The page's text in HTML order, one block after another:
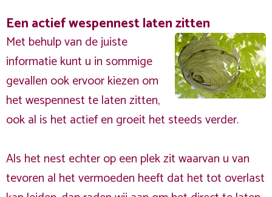
Een actief wespennest laten zitten
Met behulp van de juiste
informatie kunt u in sommige
gevallen ook ervoor kiezen om
het wespennest te laten zitten,
ook al is het actief en groeit het steeds verder.
Als het nest echter op een plek zit waarvan u van
tevoren al het vermoeden heeft dat het tot overlast